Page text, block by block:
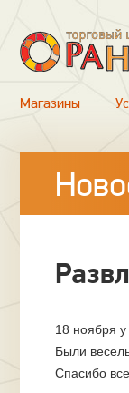
Магазины
18 ноября
Были
Спасибо